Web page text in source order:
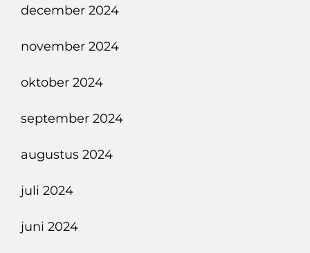
december 2024
november 2024
oktober 2024
september 2024
augustus 2024
juli 2024
juni 2024